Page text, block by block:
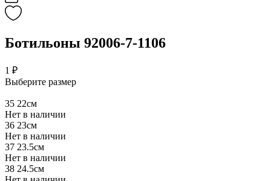
Ботильоны 92006-7-1106
1 ₽
Выберите размер
35 22см
Нет в наличии
36 23см
Нет в наличии
37 23.5см
Нет в наличии
38 24.5см